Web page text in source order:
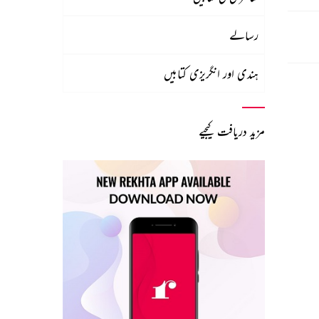
رسالے
ہندی اور انگریزی کتابیں
مزید دریافت کیجیے